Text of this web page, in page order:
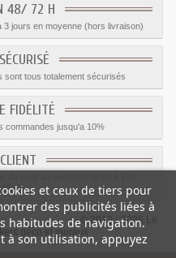
48/ 72 H
jours en moyenne (hors livraison)
sont tous totalement sécurisés
FIDÉLITÉ
commandes jusqu'a 10%
© 2012 - 2026 Le
déco et muraux
et ceux de tiers pour
des publicités liées à
habitudes de navigation.
à son utilisation, appuyez